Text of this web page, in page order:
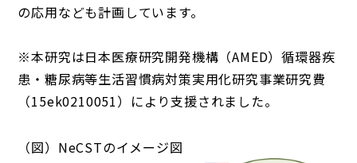
の応用なども計画しています。
※本研究は日本医療研究開発機構（AMED）循環器疾
患・糖尿病等生活習慣病対策実用化研究事業研究費
（15ek0210051）により支援されました。
（図）NeCSTのイメージ図